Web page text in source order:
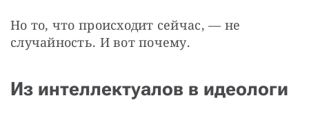
Но то, что происходит сейчас, — не
случайность. И вот почему.
Из интеллектуалов в идеологи